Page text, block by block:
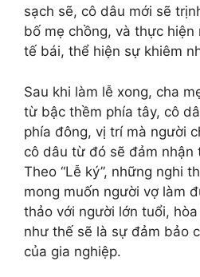
sạch sẽ, cô dâu mới sẽ
bố mẹ chồng, và thực hiện
tế bái, thể hiện sự khiêm
Sau khi làm lễ xong, cha
từ bậc thềm phía tây, cô
phía đông, vị trí mà người
cô dâu từ đó sẽ đảm nhận
Theo “Lễ ký”, những nghi
mong muốn người vợ làm
thảo với người lớn tuổi,
như thế sẽ là sự đảm bảo
của gia nghiệp.